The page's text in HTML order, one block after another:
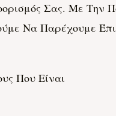
Σας. Με Την
Να Παρέχουμε
Που Είναι